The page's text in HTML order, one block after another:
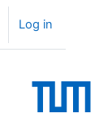
Log in